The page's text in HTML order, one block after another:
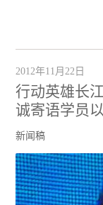
2012年11月22日
行动英雄长
诚寄语学员
新闻稿